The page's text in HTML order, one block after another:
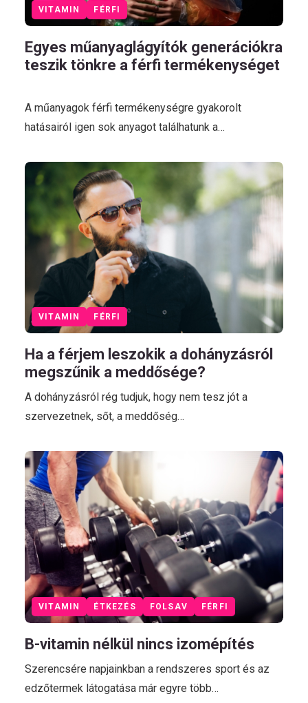
VITAMIN FÉRFI
Egyes műanyaglágyítók generációkra
teszik tönkre a férfi termékenységet
A műanyagok férfi termékenységre gyakorolt
hatásairól igen sok anyagot találhatunk a…
VITAMIN FÉRFI
Ha a férjem leszokik a dohányzásról
megszűnik a meddősége?
A dohányzásról rég tudjuk, hogy nem tesz jót a
szervezetnek, sőt, a meddőség…
VITAMIN ÉTKEZÉS FOLSAV FÉRFI
B-vitamin nélkül nincs izomépítés
Szerencsére napjainkban a rendszeres sport és az
edzőtermek látogatása már egyre több…